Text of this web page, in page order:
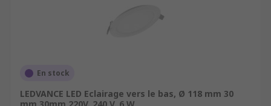
En stock
LEDVANCE LED Eclairage vers le bas, Ø 118 mm 30